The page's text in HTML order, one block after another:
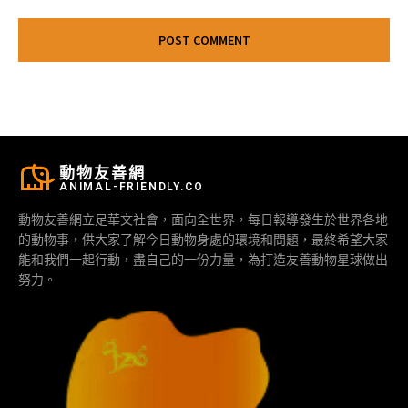
動物友善網
ANIMAL-FRIENDLY.CO
動物友善網立足華文社會，面向全世界，每日報導發生於世界各地
的動物事，供大家了解今日動物身處的環境和問題，最終希望大家
能和我們一起行動，盡自己的一份力量，為打造友善動物星球做出
努力。